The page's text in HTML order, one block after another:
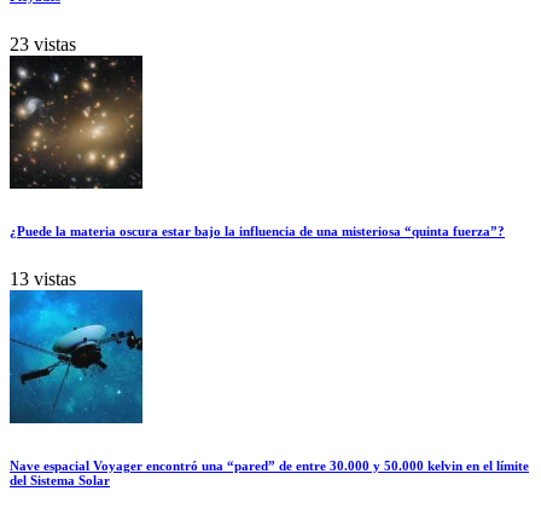
23 vistas
¿Puede la materia oscura estar bajo la influencia de una misteriosa “quinta fuerza”?
13 vistas
Nave espacial Voyager encontró una “pared” de entre 30.000 y 50.000 kelvin en el límite
del Sistema Solar